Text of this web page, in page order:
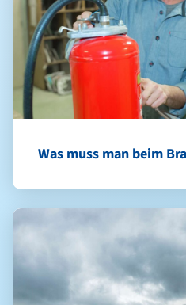
Was muss man beim